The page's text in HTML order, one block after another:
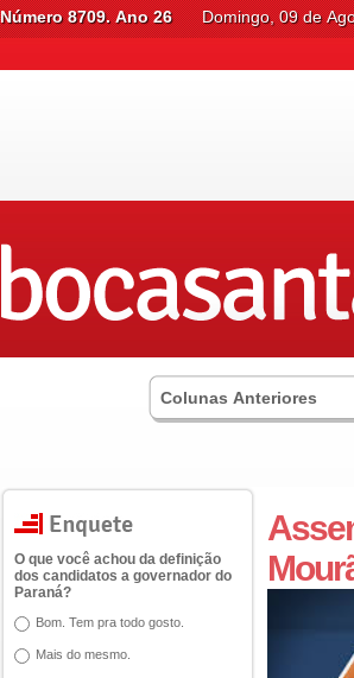
Número 8709. Ano 26 Domingo, 09 de
Colunas Anteriores
O que você achou da definição
dos candidatos a governador do
Paraná?
Bom. Tem pra todo gosto.
Mais do mesmo.